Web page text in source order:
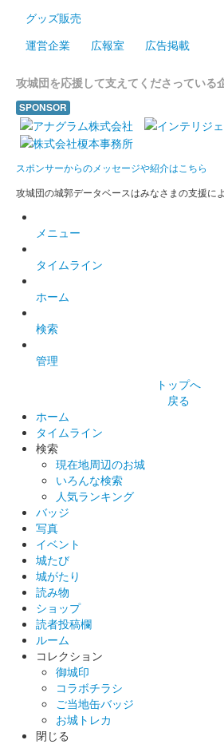
販売終了
上田城 御城印
販売終了
元旦のみ、日付が元旦表記で、それ以外
れている。
上田城 御城印
販売終了
上田城 御城印
販売終了
令和5年冬版
販売終了
上田城 御城印
販売終了
令和5年秋版からもみじスタンプの色が
上田城 御城印
上田城 御城印
上田城 御城印
グッズ販売
運営企業
広報室 広告掲載
攻城団を応援して支えてくださっている
SPONSOR
スポンサーからのメッセージや紹介はこちら
攻城団の城郭データベースはみなさまの支援に
メニュー
タイムライン
ホーム
検索
管理
トップへ
戻る
ホーム
タイムライン
検索
現在地周辺のお城
いろんな検索
人気ランキング
バッジ
写真
イベント
城たび
城がたり
読み物
ショップ
読者投稿欄
ルーム
コレクション
御城印
コラボチラシ
ご当地缶バッジ
お城トレカ
閉じる